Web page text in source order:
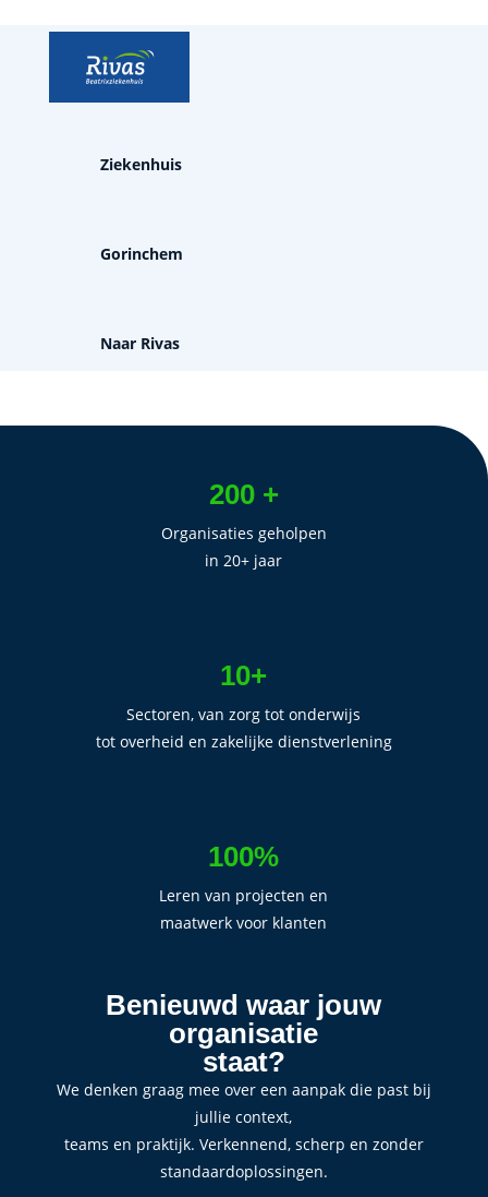
Ziekenhuis
Gorinchem
Naar Rivas
200 +
Organisaties geholpen
in 20+ jaar
10+
Sectoren, van zorg tot onderwijs
tot overheid en zakelijke dienstverlening
100%
Leren van projecten en
maatwerk voor klanten
Benieuwd waar jouw
organisatie
staat?
We denken graag mee over een aanpak die past bij
jullie context,
teams en praktijk. Verkennend, scherp en zonder
standaardoplossingen.